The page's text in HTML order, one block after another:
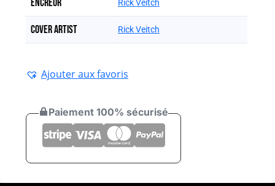
Encreur Rick Veitch
Cover artist Rick Veitch
Ajouter aux favoris
Paiement 100% sécurisé